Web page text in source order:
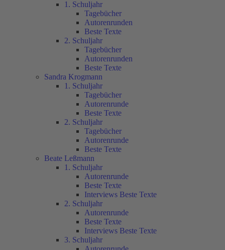
1. Schuljahr
Tagebücher
Autorenrunden
Beste Texte
2. Schuljahr
Tagebücher
Autorenrunden
Beste Texte
Sandra Krogmann
1. Schuljahr
Tagebücher
Autorenrunde
Beste Texte
2. Schuljahr
Tagebücher
Autorenrunde
Beste Texte
Beate Leßmann
1. Schuljahr
Autorenrunde
Beste Texte
Interviews Beste Texte
2. Schuljahr
Autorenrunde
Beste Texte
Interviews Beste Texte
3. Schuljahr